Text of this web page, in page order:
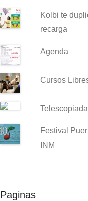
Kolbi te
recarga
Agenda
Cursos
Festival
INM
Paginas